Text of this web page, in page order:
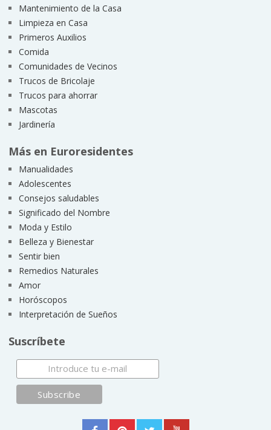
Mantenimiento de la Casa
Limpieza en Casa
Primeros Auxilios
Comida
Comunidades de Vecinos
Trucos de Bricolaje
Trucos para ahorrar
Mascotas
Jardinería
Más en Euroresidentes
Manualidades
Adolescentes
Consejos saludables
Significado del Nombre
Moda y Estilo
Belleza y Bienestar
Sentir bien
Remedios Naturales
Amor
Horóscopos
Interpretación de Sueños
Suscríbete